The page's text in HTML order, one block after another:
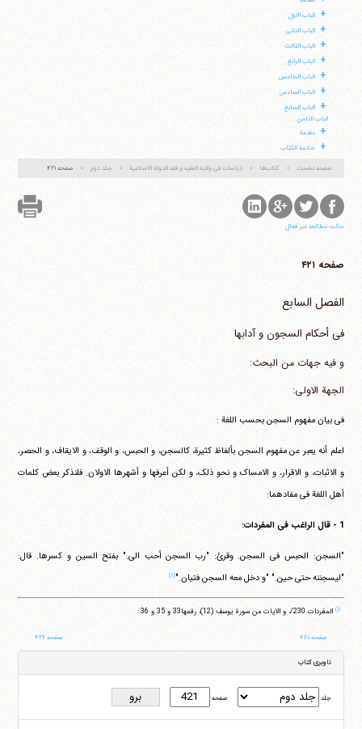
+ الباب الاول
+ الباب الثانی
+ الباب الثالث
+ الباب الرابع
+ الباب الخامس
+ الباب السادس
+
الباب السابع
الباب الثامن
+ مقدمة
+ خاتمة الکتاب
صفحه نخست کتاب‌ها دراسات فی ولایة الفقیه و فقه الدولة الاسلامیة جلد دوم صفحه ۴۲۱
حالت مطالعه غیر فعال
صفحه ۴۲۱
الفصل السابع
فی أحکام السجون و آدابها
و فیه جهات من البحث:
الجهة الاولی:
فی بیان مفهوم السجن بحسب اللغة :
اعلم أنه یعبر عن مفهوم السجن بألفاظ کثیرة، کالسجن، و الحبس، و الوقف، و الایقاف، و الحصر،
و الاثبات، و الاقرار، و الامساک و نحو ذلک، و لکن أعرفها و أشهرها الاولان. فلنذکر بعض کلمات
أهل اللغة فی مفادهما:
1 - قال الراغب فی المفردات:
"السجن: الحبس فی السجن. وقرئ: "رب السجن أحب الی." بفتح السین و کسرها. قال:
"لیسجننه حتی حین." "و دخل معه السجن فتیان."(۱)
(۱) المفردات 230/، و الایات من سورة یوسف (12)، رقمها33 و 35 و 36.
صفحه ۴۲۰ صفحه ۴۲۲
ناوبری کتاب
جلد صفحه
فکس37740015-25-98+